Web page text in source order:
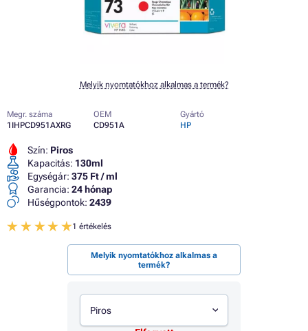
Melyik nyomtatókhoz alkalmas a termék?
Megr. száma
1IHPCD951AXRG
OEM
CD951A
Gyártó
HP
Szín: Piros
Kapacitás: 130ml
Egységár: 375 Ft / ml
Garancia: 24 hónap
Hűségpontok: 2439
1 értékelés
Melyik nyomtatókhoz alkalmas a
termék?
Piros